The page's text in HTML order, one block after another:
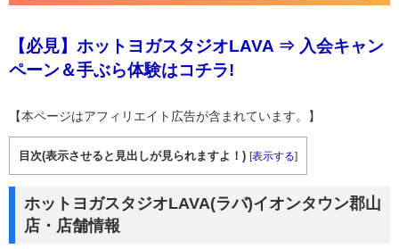
【必見】ホットヨガスタジオLAVA ⇒ 入会キャン
ペーン＆手ぶら体験はコチラ!
【本ページはアフィリエイト広告が含まれています。】
目次(表示させると見出しが見られますよ！) [表示する]
ホットヨガスタジオLAVA(ラバ)イオンタウン郡山
店・店舗情報